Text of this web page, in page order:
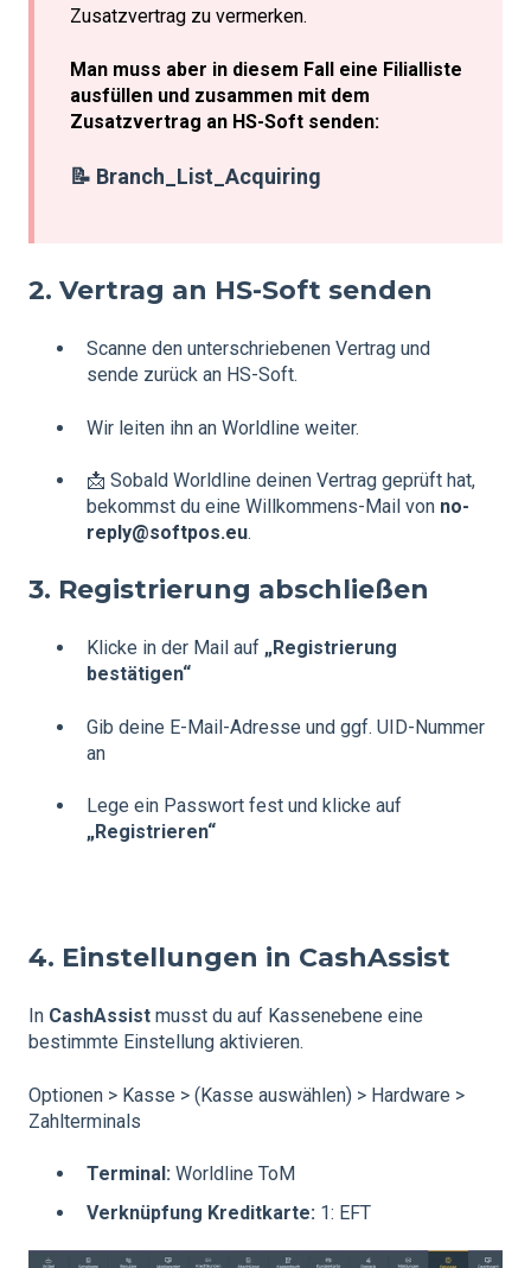
Zusatzvertrag zu vermerken.
Man muss aber in diesem Fall eine Filialliste
ausfüllen und zusammen mit dem
Zusatzvertrag an HS-Soft senden:
📝 Branch_List_Acquiring
2. Vertrag an HS-Soft senden
Scanne den unterschriebenen Vertrag und
sende zurück an HS-Soft.
Wir leiten ihn an Worldline weiter.
📩 Sobald Worldline deinen Vertrag geprüft hat,
bekommst du eine Willkommens-Mail von no-
reply@softpos.eu.
3. Registrierung abschließen
Klicke in der Mail auf „Registrierung
bestätigen“
Gib deine E-Mail-Adresse und ggf. UID-Nummer
an
Lege ein Passwort fest und klicke auf
„Registrieren“
4. Einstellungen in CashAssist
In CashAssist musst du auf Kassenebene eine
bestimmte Einstellung aktivieren.
Optionen > Kasse > (Kasse auswählen) > Hardware >
Zahlterminals
Terminal: Worldline ToM
Verknüpfung Kreditkarte: 1: EFT